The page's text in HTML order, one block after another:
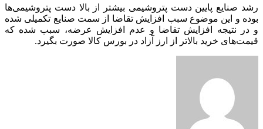
رشد صنایع پایین دست پتروشیمی بیشتر از بالا دست پتروشیمی‌ها
بوده و این موضوع سبب افزایش تقاضا از سمت صنایع تکمیلی شده
و در نتیجه افزایش تقاضا و عدم افزایش عرضه، سبب شده که
قیمت‌های خرید بالاتر از ارز آزاد در بورس کالا صورت بگیرد.